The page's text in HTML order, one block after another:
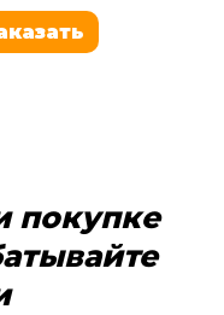
покупке